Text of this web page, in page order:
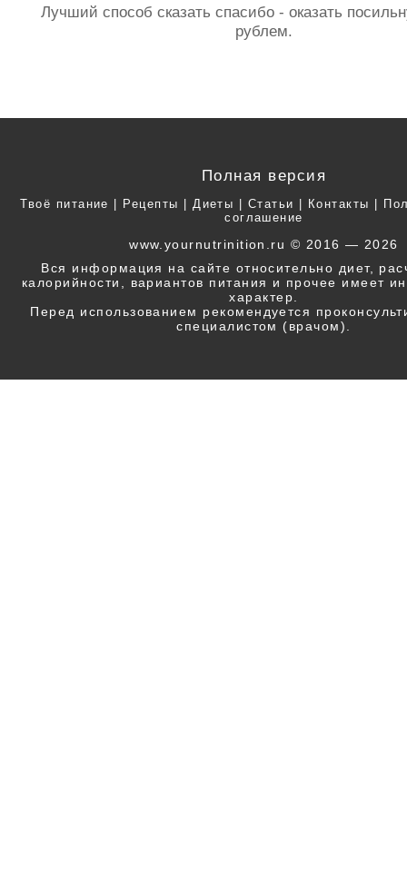
Лучший способ сказать спасибо - оказать
рублем.
Полная версия
Твоё питание Рецепты |Диеты Статьи Контакты
соглашение
www.yournutrinition.ru © 2016 — 2026
Вся информация на сайте относительно диет,
калорийности, вариантов питания и прочее имеет
характер.
Перед использованием рекомендуется
специалистом (врачом).